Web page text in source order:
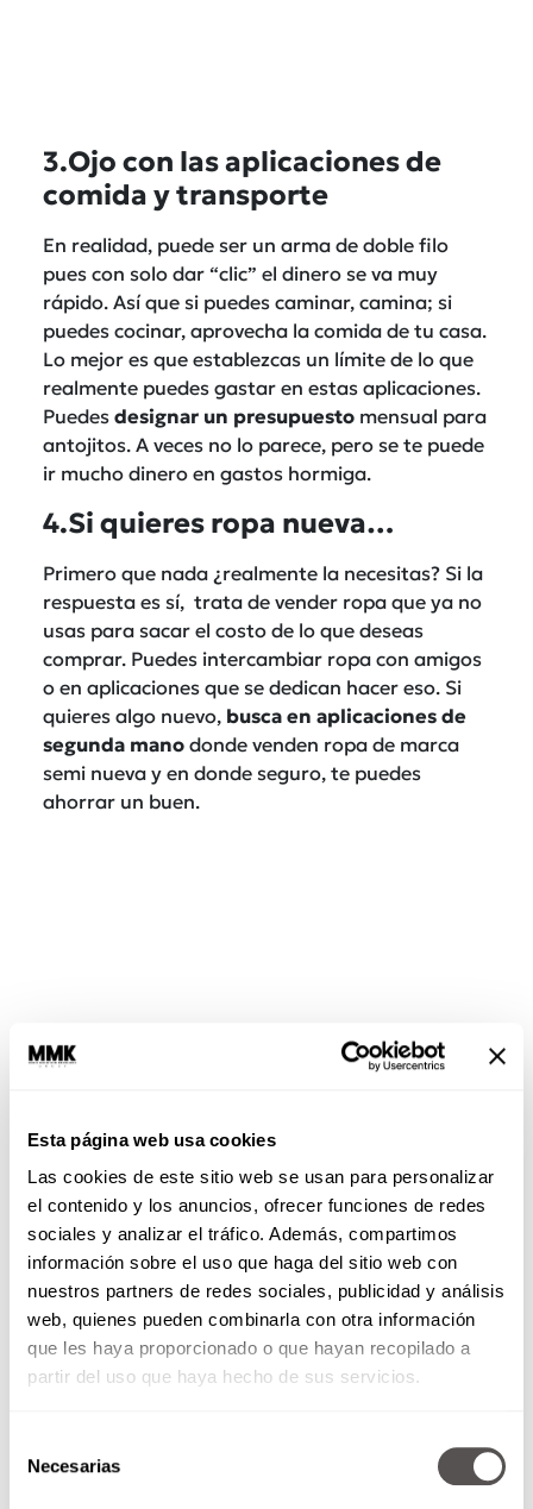
Esta página web usa cookies
Las cookies de este sitio web se usan para personalizar
el contenido y los anuncios, ofrecer funciones de redes
sociales y analizar el tráfico. Además, compartimos
información sobre el uso que haga del sitio web con
nuestros partners de redes sociales, publicidad y análisis
web, quienes pueden combinarla con otra información
que les haya proporcionado o que hayan recopilado a
partir del uso que haya hecho de sus servicios.
Necesarias
3.Ojo con las aplicaciones de
comida y transporte
En realidad, puede ser un arma de doble filo
pues con solo dar “clic” el dinero se va muy
rápido. Así que si puedes caminar, camina; si
puedes cocinar, aprovecha la comida de tu casa.
Lo mejor es que establezcas un límite de lo que
realmente puedes gastar en estas aplicaciones.
Puedes designar un presupuesto mensual para
antojitos. A veces no lo parece, pero se te puede
ir mucho dinero en gastos hormiga.
4.Si quieres ropa nueva…
Primero que nada ¿realmente la necesitas? Si la
respuesta es sí, trata de vender ropa que ya no
usas para sacar el costo de lo que deseas
comprar. Puedes intercambiar ropa con amigos
o en aplicaciones que se dedican hacer eso. Si
quieres algo nuevo, busca en aplicaciones de
segunda mano donde venden ropa de marca
semi nueva y en donde seguro, te puedes
ahorrar un buen.
5.Saca provecho de tu banco
Hoy en día la mayoría de los bancos tienenapps
para el teléfono, desde ahí es mucho más fácil
llevar el control de tus gastos. Hay apps en
donde te dicen en qué estás gastando tu dinero,
otros en donde puedes hacer ciertos apartados
de dinero y otros en donde te toman dinero en
automático para ahorrar. Pero el más básico de
identifiques de dónde puedes recortarle.